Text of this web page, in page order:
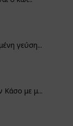
γεύση...
Κάσο με μ...